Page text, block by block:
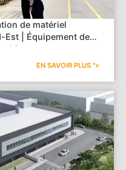
de matériel
Est | Équipement de
EN SAVOIR PLUS "»